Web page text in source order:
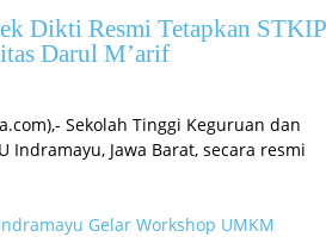
Dikti Resmi Tetapkan STKIP
Darul M’arif
Sekolah Tinggi Keguruan dan
Indramayu, Jawa Barat, secara resmi